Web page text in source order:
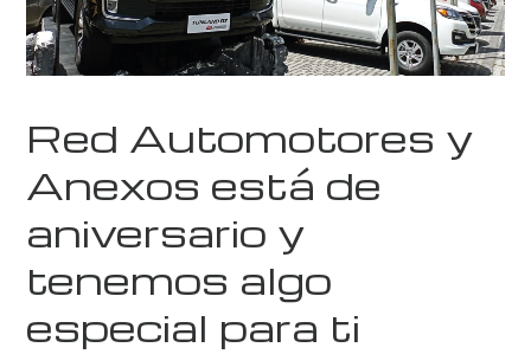
Red Automotores y
Anexos está de
aniversario y
tenemos algo
especial para ti